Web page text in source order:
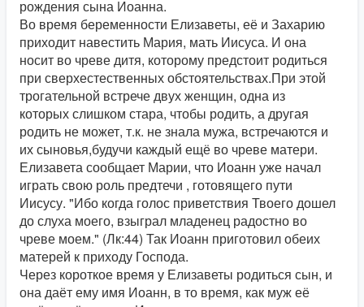
рождения сына Иоанна.
Во время беременности Елизаветы, её и Захарию
приходит навестить Мария, мать Иисуса. И она
носит во чреве дитя, которому предстоит родиться
при сверхестественных обстоятельствах.При этой
трогательной встрече двух женщин, одна из
которых слишком стара, чтобы родить, а другая
родить не может, т.к. не знала мужа, встречаются и
их сыновья,будучи каждый ещё во чреве матери.
Елизавета сообщает Марии, что Иоанн уже начал
играть свою роль предтечи , готовящего пути
Иисусу. "Ибо когда голос приветствия Твоего дошел
до слуха моего, взыграл младенец радостно во
чреве моем." (Лк:44) Так Иоанн приготовил обеих
матерей к приходу Господа.
Через короткое время у Елизаветы родиться сын, и
она даёт ему имя Иоанн, в то время, как муж её